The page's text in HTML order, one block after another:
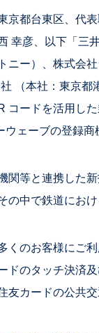
都台東区、代
幸彦、以下「三
ニー）、株式会
（本社：東京
コードを活用し
ェーブの登録商
等と連携した
中で鉄道にお
のお客様にご
ドのタッチ決済
友カードの公共